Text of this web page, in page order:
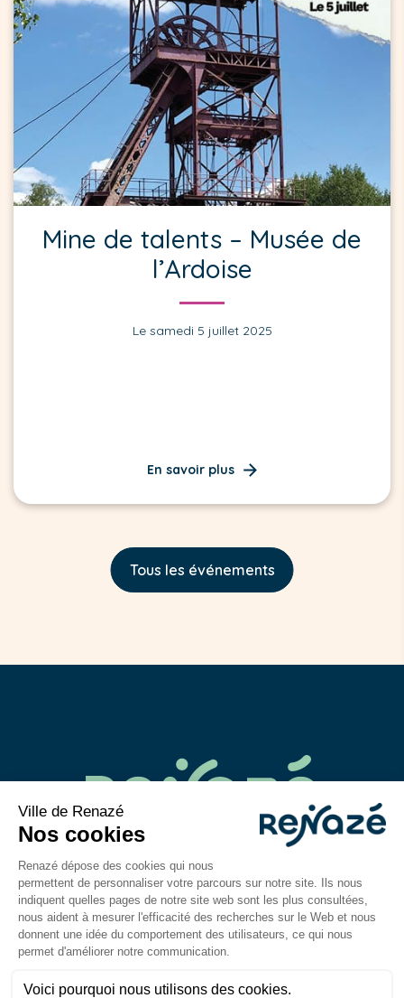
Mine de talents – Musée de
l’Ardoise
Le samedi 5 juillet 2025
En savoir plus
Tous les événements
02 43 06 40 14
contact@mairie-renaze.fr
Place de l'Europe BP 01
53 800 Renazé
Du lundi au mercredi : 9h-12h30 / 14h–18h
Mentions légales